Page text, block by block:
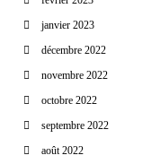
janvier 2023
décembre 2022
novembre 2022
octobre 2022
septembre 2022
août 2022